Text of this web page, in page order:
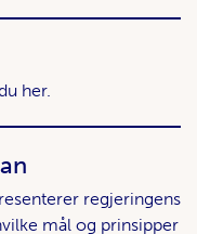
her.
regjeringens
mål og prinsipper